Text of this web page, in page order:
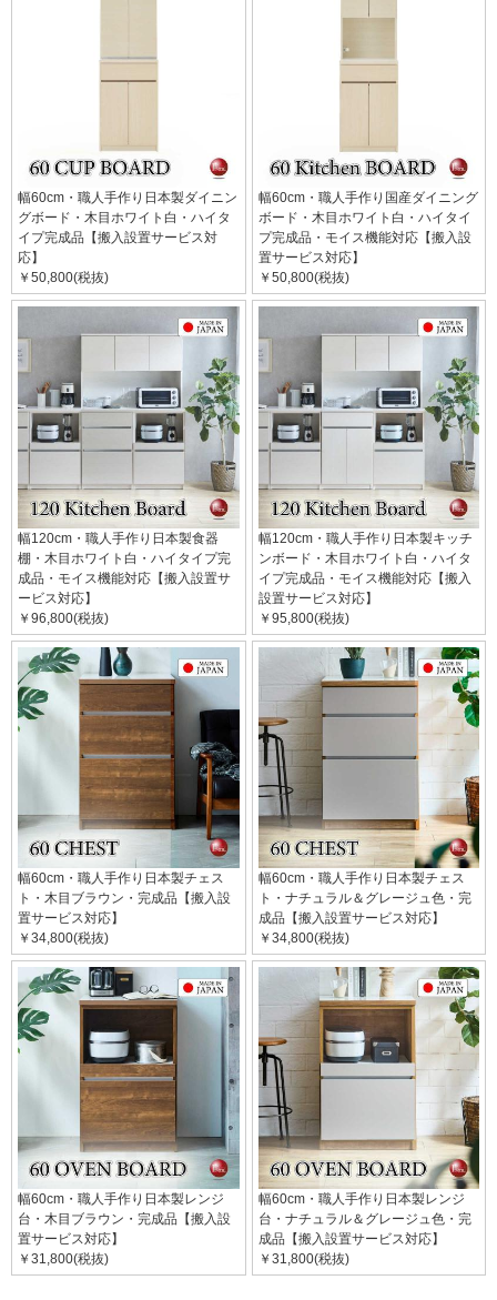
幅60cm・職人手作り日本製ダイニン
グボード・木目ホワイト白・ハイタ
イプ完成品【搬入設置サービス対
応】
￥50,800(税抜)
幅60cm・職人手作り国産ダイニング
ボード・木目ホワイト白・ハイタイ
プ完成品・モイス機能対応【搬入設
置サービス対応】
￥50,800(税抜)
幅120cm・職人手作り日本製食器
棚・木目ホワイト白・ハイタイプ完
成品・モイス機能対応【搬入設置サ
ービス対応】
￥96,800(税抜)
幅120cm・職人手作り日本製キッチ
ンボード・木目ホワイト白・ハイタ
イプ完成品・モイス機能対応【搬入
設置サービス対応】
￥95,800(税抜)
幅60cm・職人手作り日本製チェス
ト・木目ブラウン・完成品【搬入設
置サービス対応】
￥34,800(税抜)
幅60cm・職人手作り日本製チェス
ト・ナチュラル＆グレージュ色・完
成品【搬入設置サービス対応】
￥34,800(税抜)
幅60cm・職人手作り日本製レンジ
台・木目ブラウン・完成品【搬入設
置サービス対応】
￥31,800(税抜)
幅60cm・職人手作り日本製レンジ
台・ナチュラル＆グレージュ色・完
成品【搬入設置サービス対応】
￥31,800(税抜)